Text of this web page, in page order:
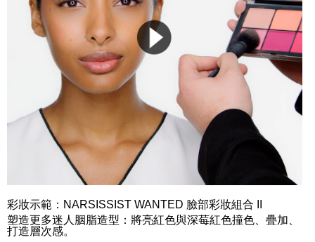
彩妝示範：NARSISSIST WANTED 臉部彩妝組合 II
塑造更多迷人胭脂造型：將亮紅色與深莓紅色撞色、疊加、
打造層次感。